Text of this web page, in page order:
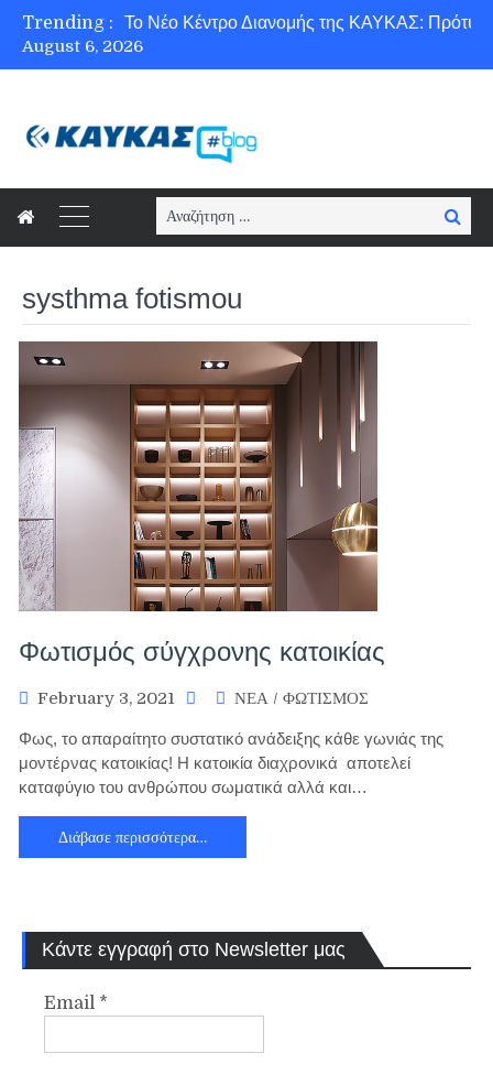
Trending :
Ασφάλεια στο Διαδίκτυο για όλους!
August 6, 2026
Search
for:
systhma fotismou
Φωτισμός σύγχρονης κατοικίας
February 3, 2021 ΝΕΑ / ΦΩΤΙΣΜΟΣ
Φως, το απαραίτητο συστατικό ανάδειξης κάθε γωνιάς της
μοντέρνας κατοικίας! Η κατοικία διαχρονικά αποτελεί
καταφύγιο του ανθρώπου σωματικά αλλά και…
Διάβασε περισσότερα…
Κάντε εγγραφή στο Newsletter μας
Email *